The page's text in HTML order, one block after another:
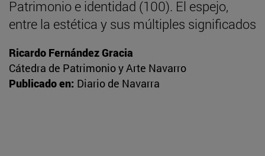
Patrimonio e identidad (100). El espejo,
entre la estética y sus múltiples significados
Ricardo Fernández Gracia
Cátedra de Patrimonio y Arte Navarro
Publicado en: Diario de Navarra